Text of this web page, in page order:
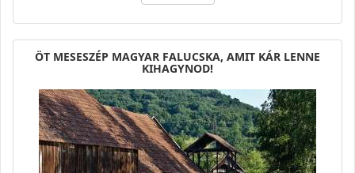
ÖT MESESZÉP MAGYAR FALUCSKA, AMIT KÁR LENNE
KIHAGYNOD!